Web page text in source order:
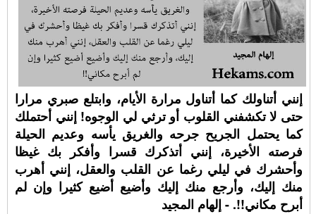
إنني أتناولك كما أتناول مرارة الأيام، وابتلع صبري مرارا
حتى لا تكشفني القلوب أو ترثي لي الوجوه! إنني أحتملك
كما يحتمل الجريح جرحه والغريق يأسه وعديم الحيلة
فرصته الأخيرة، إنني أتذكرك قسرا وأفكر بك غيظا
وأحشرك في ليلي رغما عن القلب والعقل، إنني أهرب
منك إليك، وأرجع منك إليك وأضيع أضيع كثيرا وإن لم
أبرح مكاني!!. - إلهام المجيد